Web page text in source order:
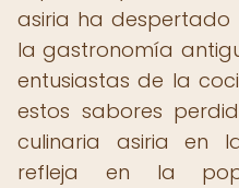
asiria ha despertado
la gastronomía
entusiastas de la
estos sabores
culinaria asiria en
refleja en la